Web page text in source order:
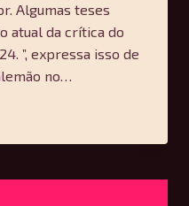
Algumas teses
atual da crítica do
”, expressa isso de
no…